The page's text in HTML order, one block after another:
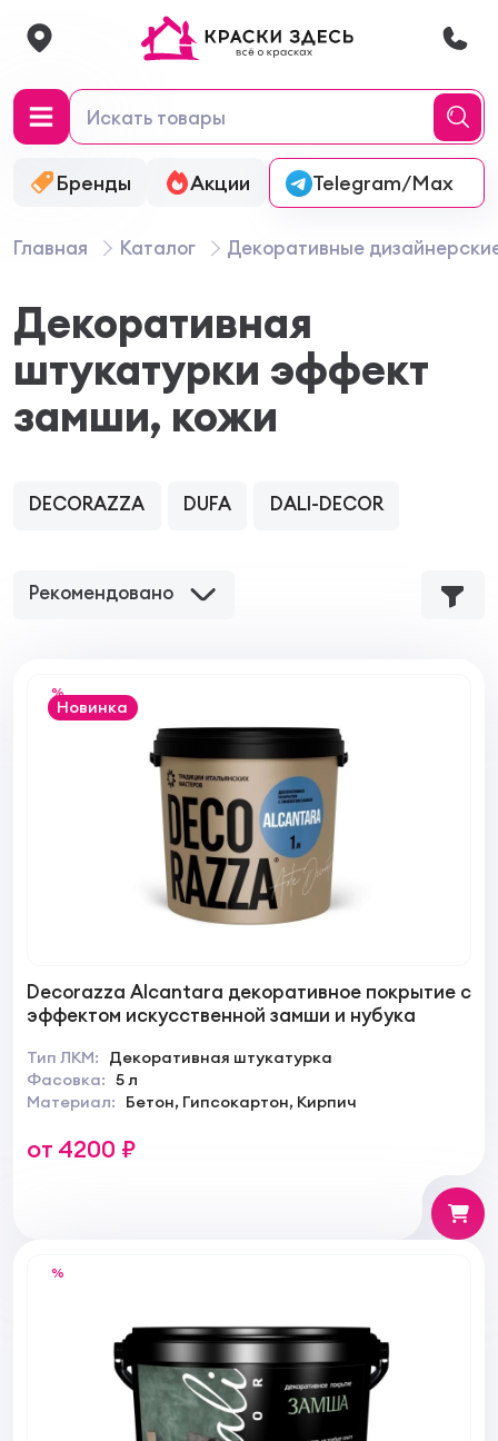
Бренды Акции Онлайн-колеровка
Telegram/Max
Главная Каталог Декоративные
Декоративная
штукатурки эффект
замши, кожи
Рекомендовано
%
Новинка
Decorazza Alcantara декоративное покрытие с
эффектом искусственной замши и нубука
Тип ЛКМ:
Декоративная штукатурка
Фасовка: 5 л
Материал:
Бетон, Гипсокартон, Кирпич
от 4200 ₽
%
DECORAZZA DUFA DALI-DECOR